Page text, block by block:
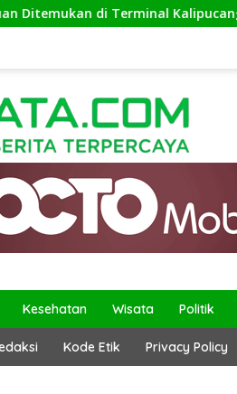
di Terminal Kalipucang, Polisi
Kesehatan Wisata Politik
Kode Etik Privacy Policy